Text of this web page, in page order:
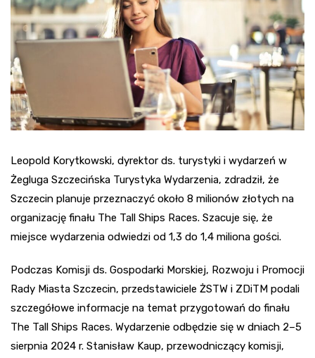
Leopold Korytkowski, dyrektor ds. turystyki i wydarzeń w
Żegluga Szczecińska Turystyka Wydarzenia, zdradził, że
Szczecin planuje przeznaczyć około 8 milionów złotych na
organizację finału The Tall Ships Races. Szacuje się, że
miejsce wydarzenia odwiedzi od 1,3 do 1,4 miliona gości.
Podczas Komisji ds. Gospodarki Morskiej, Rozwoju i Promocji
Rady Miasta Szczecin, przedstawiciele ŻSTW i ZDiTM podali
szczegółowe informacje na temat przygotowań do finału
The Tall Ships Races. Wydarzenie odbędzie się w dniach 2–5
sierpnia 2024 r. Stanisław Kaup, przewodniczący komisji,